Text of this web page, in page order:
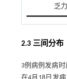
乏力
2.3 三间分布
3例病例发病